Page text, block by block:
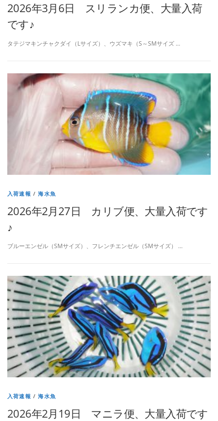
2026年3月6日 スリランカ便、大量入荷
です♪
タテジマキンチャクダイ（Lサイズ）、ウズマキ（S～SMサイズ …
入荷速報 /海水魚
2026年2月27日 カリブ便、大量入荷です
♪
ブルーエンゼル（SMサイズ）、フレンチエンゼル（SMサイズ） …
入荷速報 /海水魚
2026年2月19日 マニラ便、大量入荷です